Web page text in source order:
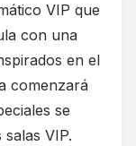
VIP que
con una
en el
comenzará
se
VIP.